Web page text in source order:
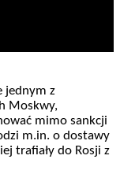
jednym z
Moskwy,
mimo sankcji
m.in. o dostawy
trafiały do Rosji z